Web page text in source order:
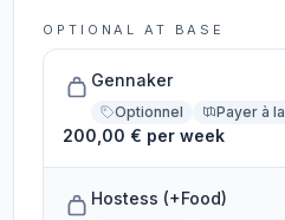
OPTIONAL AT BASE
Gennaker
Optionnel Payer à
200,00 € per week
Hostess (+Food)